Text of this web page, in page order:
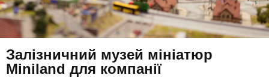
Залізничний музей мініатюр
Miniland для компанії